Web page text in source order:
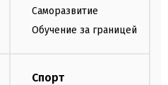
Саморазвитие
Обучение за границей
Спорт